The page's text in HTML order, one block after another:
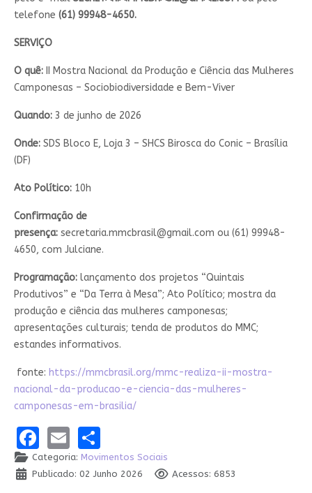
telefone (61) 99948-4650.
SERVIÇO
O quê:II Mostra Nacional da Produção e Ciência das Mulheres
Camponesas – Sociobiodiversidade e Bem-Viver
Quando:3 de junho de 2026
Onde:SDS Bloco E, Loja 3 – SHCS Birosca do Conic – Brasília
(DF)
Ato Político:10h
Confirmação de
presença: secretaria.mmcbrasil@gmail.com ou (61) 99948-
4650, com Julciane.
Programação:lançamento dos projetos “Quintais
Produtivos” e “Da Terra à Mesa”; Ato Político; mostra da
produção e ciência das mulheres camponesas;
apresentações culturais; tenda de produtos do MMC;
estandes informativos.
fonte: https://mmcbrasil.org/mmc-realiza-ii-mostra-
nacional-da-producao-e-ciencia-das-mulheres-
camponesas-em-brasilia/
Facebook
EmailShare
Categoria: Movimentos Sociais
Publicado: 02 Junho 2026
Acessos: 6853